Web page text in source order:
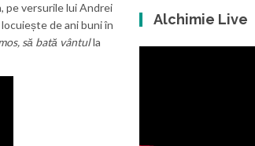
, pe versurile lui Andrei
de ani buni în
să bată vântulla
Alchimie Live